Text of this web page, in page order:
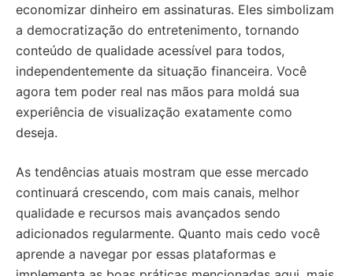
economizar dinheiro em assinaturas. Eles simbolizam
a democratização do entretenimento, tornando
conteúdo de qualidade acessível para todos,
independentemente da situação financeira. Você
agora tem poder real nas mãos para moldá sua
experiência de visualização exatamente como
deseja.
As tendências atuais mostram que esse mercado
continuará crescendo, com mais canais, melhor
qualidade e recursos mais avançados sendo
adicionados regularmente. Quanto mais cedo você
aprende a navegar por essas plataformas e